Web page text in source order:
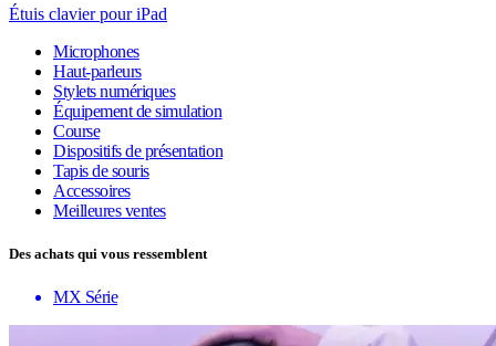
Étuis clavier pour iPad
Microphones
Haut-parleurs
Stylets numériques
Équipement de simulation
Course
Dispositifs de présentation
Tapis de souris
Accessoires
Meilleures ventes
Des achats qui vous ressemblent
MX Série